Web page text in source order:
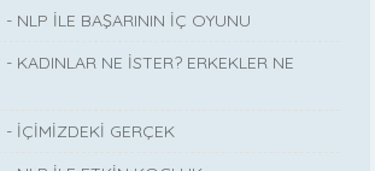
- NLP İLE BAŞARININ İÇ OYUNU
KADINLAR NE İSTER? ERKEKLER NE
- İÇİMİZDEKİ GERÇEK